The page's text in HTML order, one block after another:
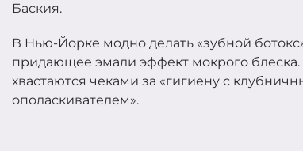
Баския.
В Нью-Йорке модно делать «зубной
придающее эмали эффект мокрого
хвастаются чеками за «гигиену с
ополаскивателем».